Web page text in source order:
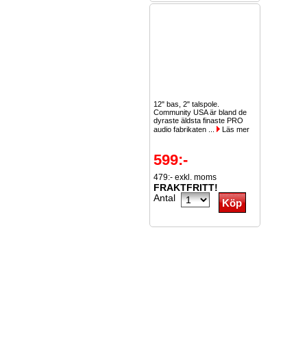
12" bas, 2" talspole.
Community USA är bland de
dyraste äldsta finaste PRO
audio fabrikaten ...
Läs mer
599:-
479:- exkl. moms
FRAKTFRITT!
Antal